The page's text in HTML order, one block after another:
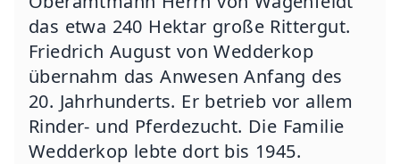
das etwa 240 Hektar große Rittergut.
Friedrich August von Wedderkop
übernahm das Anwesen Anfang des
20. Jahrhunderts. Er betrieb vor allem
Rinder- und Pferdezucht. Die Familie
Wedderkop lebte dort bis 1945.